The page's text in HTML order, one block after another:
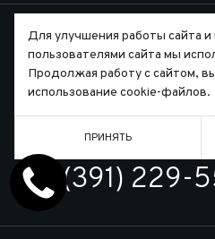
Письмо
ТЕЛЕФОН
7 (391) 229-
Для улучшения работы сайта
пользователями сайта мы
Продолжая работу с сайтом,
использование cookie-файлов.
ПРИНЯТЬ